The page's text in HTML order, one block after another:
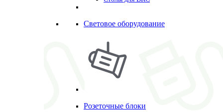
Световое оборудование
Розеточные блоки